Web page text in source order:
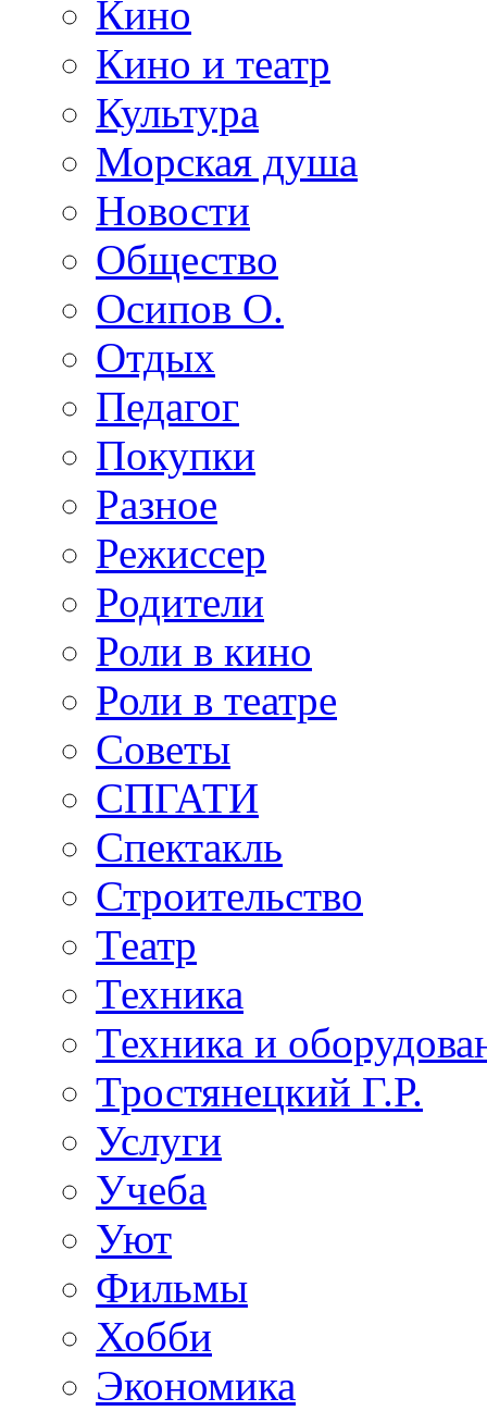
Кино
Кино и театр
Культура
Морская душа
Новости
Общество
Осипов О.
Отдых
Педагог
Покупки
Разное
Режиссер
Родители
Роли в кино
Роли в театре
Советы
СПГАТИ
Спектакль
Строительство
Театр
Техника
Техника и
Тростянецкий Г.Р.
Услуги
Учеба
Уют
Фильмы
Хобби
Экономика